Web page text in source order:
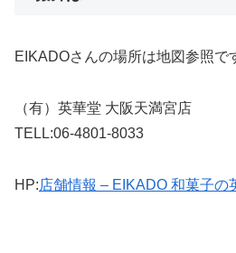
EIKADOさんの場所は地図参照で
（有）英華堂 大阪天満宮店
TELL:06-4801-8033
HP:店舗情報 – EIKADO 和菓子の